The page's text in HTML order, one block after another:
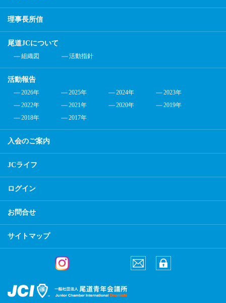
理事長所信
尾道JCについて
組織図 活動指針
活動報告
2026年 2025年 2024年
2023年
2022年
2021年 2020年
2019年
2018年
2017年
入会のご案内
JCライフ
ログイン
お問合せ
サイトマップ